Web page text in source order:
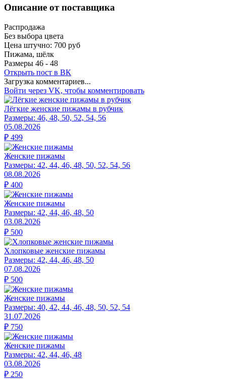
Описание от поставщика
Распродажа
Без выбора цвета
Цена штучно: 700 руб
Пижама, шёлк
Размеры 46 - 48
Открыть пост в ВК
Загрузка комментариев...
Войти через VK, чтобы комментировать
Лёгкие женские пижамы в рубчик
Размеры: 46, 48, 50, 52, 54, 56
05.08.2026
₽ 499
Женские пижамы
Размеры: 42, 44, 46, 48, 50, 52, 54, 56
08.08.2026
₽ 400
Женские пижамы
Размеры: 42, 44, 46, 48, 50
03.08.2026
₽ 500
Хлопковые женские пижамы
Размеры: 42, 44, 46, 48, 50
07.08.2026
₽ 500
Женские пижамы
Размеры: 40, 42, 44, 46, 48, 50, 52, 54
31.07.2026
₽ 750
Женские пижамы
Размеры: 42, 44, 46, 48
03.08.2026
₽ 250